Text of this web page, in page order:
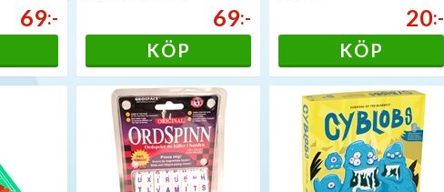
69:-
69:-
KÖP
20:-
KÖP